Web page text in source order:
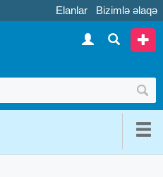
Elanlar Bizimlə əlaqə